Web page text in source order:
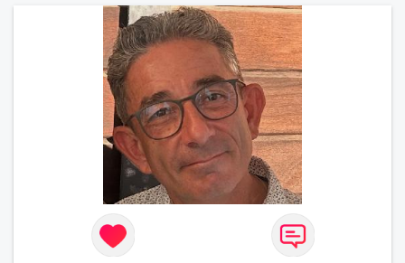
romantique, je prends ça très au sérieux et je
m'efforce de construire une relation solide pour
concrétiser ses projets de vie en commun.